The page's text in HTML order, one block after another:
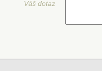
Váš dotaz